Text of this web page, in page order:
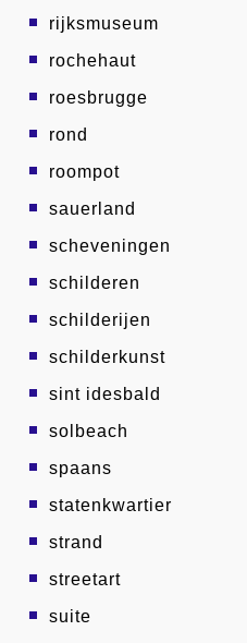
rijksmuseum
rochehaut
roesbrugge
rond
roompot
sauerland
scheveningen
schilderen
schilderijen
schilderkunst
sint idesbald
solbeach
spaans
statenkwartier
strand
streetart
suite